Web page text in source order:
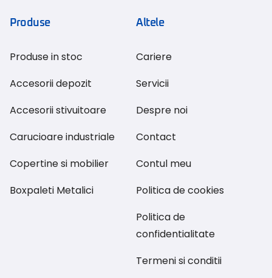
Produse
Produse in stoc
Accesorii depozit
Accesorii stivuitoare
Carucioare industriale
Copertine si mobilier
Boxpaleti Metalici
Altele
Cariere
Servicii
Despre noi
Contact
Contul meu
Politica de cookies
Politica de
confidentialitate
Termeni si conditii